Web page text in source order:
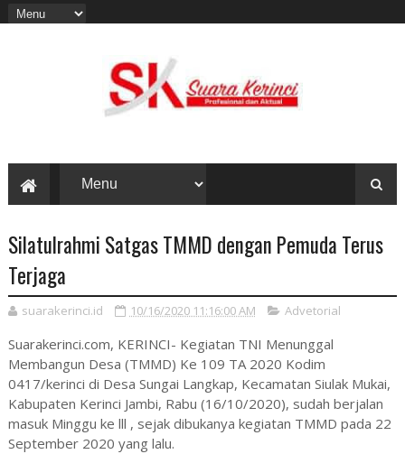
Silatulrahmi Satgas TMMD dengan Pemuda Terus
Terjaga
suarakerinci.id 10/16/2020 11:16:00 AM Advetorial
Suarakerinci.com, KERINCI- Kegiatan TNI Menunggal
Membangun Desa (TMMD) Ke 109 TA 2020 Kodim
0417/kerinci di Desa Sungai Langkap, Kecamatan Siulak Mukai,
Kabupaten Kerinci Jambi, Rabu (16/10/2020), sudah berjalan
masuk Minggu ke lll , sejak dibukanya kegiatan TMMD pada 22
September 2020 yang lalu.